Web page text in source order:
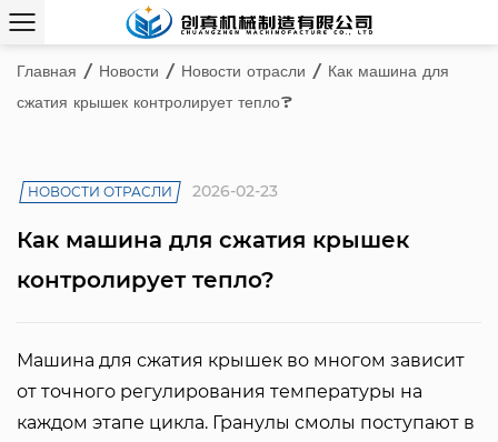
Главная / Новости / Новости отрасли / Как машина для
сжатия крышек контролирует тепло?
НОВОСТИ ОТРАСЛИ 2026-02-23
Как машина для сжатия крышек
контролирует тепло?
Машина для сжатия крышек во многом зависит
от точного регулирования температуры на
каждом этапе цикла. Гранулы смолы поступают в